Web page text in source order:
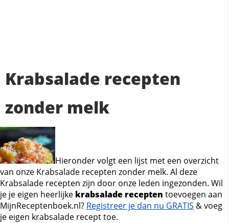
Krabsalade recepten
zonder melk
Hieronder volgt een lijst met een overzicht
van onze Krabsalade recepten zonder melk. Al deze
Krabsalade recepten zijn door onze leden ingezonden. Wil
je je eigen heerlijke krabsalade recepten toevoegen aan
MijnReceptenboek.nl? Registreer je dan nu GRATIS & voeg
je eigen krabsalade recept toe.